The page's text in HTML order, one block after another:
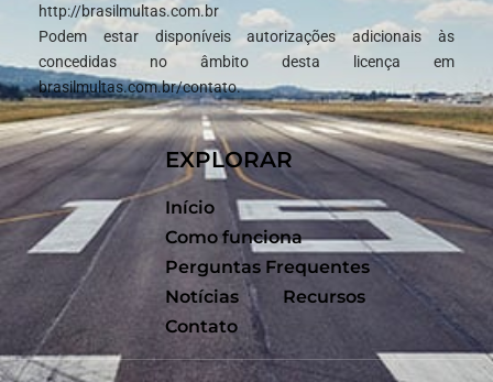
http://brasilmultas.com.br
Podem estar disponíveis autorizações adicionais às
concedidas no âmbito desta licença em
brasilmultas.com.br/contato.
EXPLORAR
Início
Como funciona
Perguntas Frequentes
Notícias
Recursos
Contato